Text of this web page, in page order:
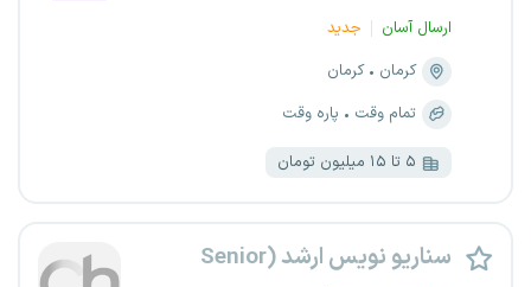
ارسال آسان
جدید
کرمان
کرمان
تمام وقت
پاره وقت
۵ تا ۱۵ میلیون تومان
سناریو نویس ارشد (Senior